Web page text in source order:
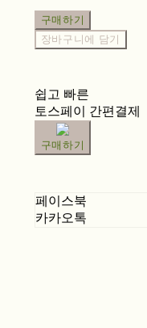
구매하기
장바구니에 담기
쉽고 빠른
토스페이 간편결제
구매하기
페이스북
카카오톡